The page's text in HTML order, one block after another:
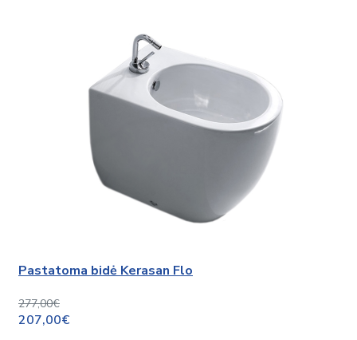
Pastatoma bidė Kerasan Flo
277,00€
207,00€